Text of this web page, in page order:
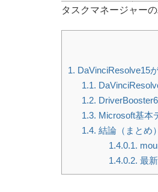
タスクマネージャー
1. DaVinciResolve15
1.1.
1.2.
1.3. Microsoft基本
1.4. 結論（まとめ）
1.4.0.1.
1.4.0.2. 最